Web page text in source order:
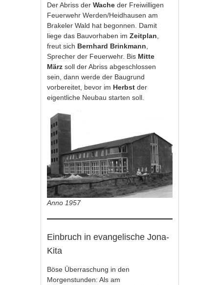
Der Abriss derWache der Freiwilligen
Feuerwehr Werden/Heidhausen am
Brakeler Wald hat begonnen. Damit
liege das Bauvorhaben imZeitplan
freut sich Bernhard Brinkmann
Sprecher der Feuerwehr. Bis Mitte
März soll der Abriss abgeschlossen
sein, dann werde der Baugrund
vorbereitet, bevor im Herbst der
eigentliche Neubau starten soll.
Anno 1957
Einbruch in evangelische Jona-
Kita
Böse Überraschung in den
Morgenstunden: Als am